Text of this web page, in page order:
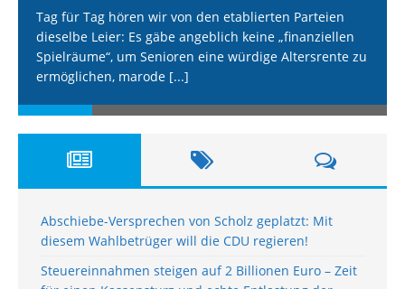
Tag für Tag hören wir von den etablierten Parteien
dieselbe Leier: Es gäbe angeblich keine „finanziellen
Spielräume“, um Senioren eine würdige Altersrente zu
ermöglichen, marode [...]
Abschiebe-Versprechen von Scholz geplatzt: Mit
diesem Wahlbetrüger will die CDU regieren!
Steuereinnahmen steigen auf 2 Billionen Euro – Zeit